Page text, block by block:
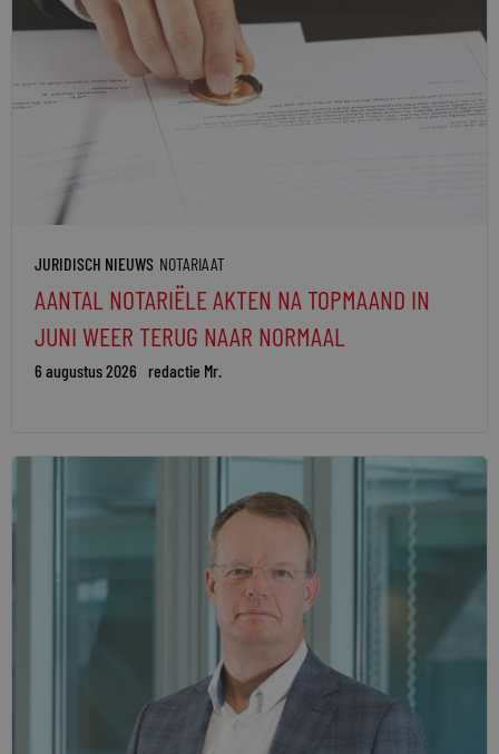
JURIDISCH NIEUWS NOTARIAAT
AANTAL NOTARIËLE AKTEN NA TOPMAAND IN
JUNI WEER TERUG NAAR NORMAAL
6 augustus 2026 redactie Mr.